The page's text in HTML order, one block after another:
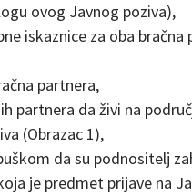
ovog Javnog poziva),
iskaznice za oba bračna
partnera,
partnera da živi na
(Obrazac 1),
da su podnositelj
je predmet prijave na